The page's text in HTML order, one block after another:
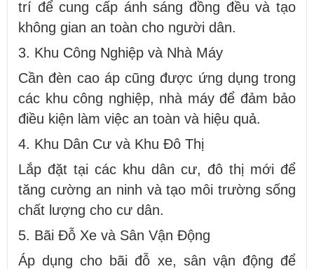
trí để cung cấp ánh sáng đồng đều và tạo
không gian an toàn cho người dân.
3. Khu Công Nghiệp và Nhà Máy
Cần đèn cao áp cũng được ứng dụng trong
các khu công nghiệp, nhà máy để đảm bảo
điều kiện làm việc an toàn và hiệu quả.
4. Khu Dân Cư và Khu Đô Thị
Lắp đặt tại các khu dân cư, đô thị mới để
tăng cường an ninh và tạo môi trường sống
chất lượng cho cư dân.
5. Bãi Đỗ Xe và Sân Vận Động
Áp dụng cho bãi đỗ xe, sân vận động để